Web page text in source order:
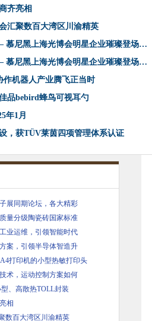
齐亮相
汇聚数百大湾区川渝精英
上海光博会明星企业璀璨登场（激光篇）
上海光博会明星企业璀璨登场（光学篇）
作机器人产业腾飞正当时
品bebird蜂鸟可视耳勺
年1月
，获TÜV莱茵四项管理体系认证
展同期论坛，各大精彩
量分级陶瓷砖国家标准
业运维，引领智能时代
案，引领半导体智造升
打印机的小型热敏打印头
术，运动控制方案如何
、高散热TOLL封装
相
数百大湾区川渝精英